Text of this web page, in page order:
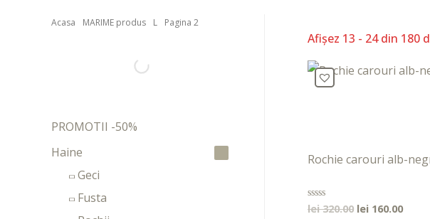
Acasa MARIME produs L Pagina 2
PROMOTII -50%
Haine
Geci
Fusta
Afișez 13 - 24 din 180
Rochie carouri alb-
Evaluat
la
lei320.00 lei 160.00